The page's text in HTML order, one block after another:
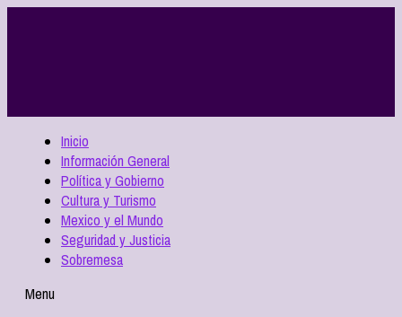
Inicio
Información General
Política y Gobierno
Cultura y Turismo
Mexico y el Mundo
Seguridad y Justicia
Sobremesa
Menu